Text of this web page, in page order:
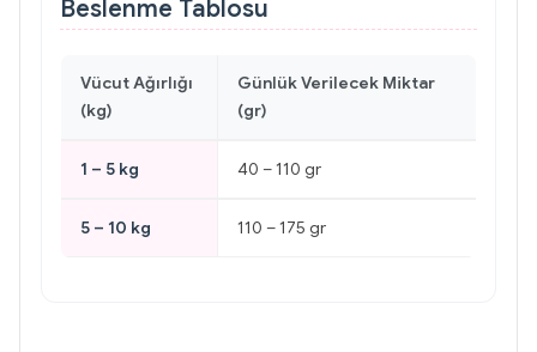
Beslenme Tablosu
Vücut Ağırlığı
(kg)
Günlük Verilecek Miktar
(gr)
1 – 5 kg 40 – 110 gr
5 – 10 kg 110 – 175 gr